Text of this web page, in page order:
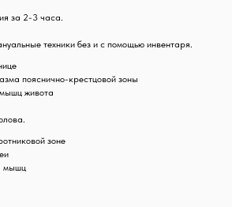
за 2-3 часа.
техники без и с помощью инвентаря.
пояснично-крестцовой зоны
живота
зоне
мышц